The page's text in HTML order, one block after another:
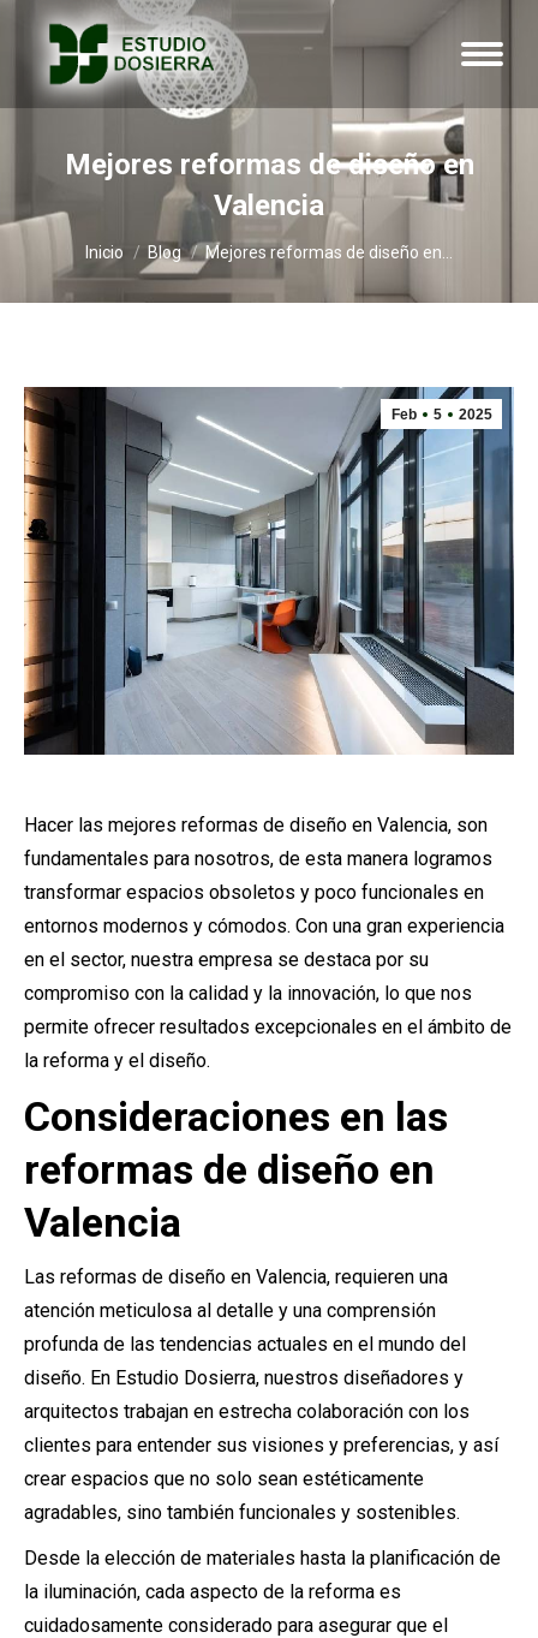
Mejores reformas de diseño en
Valencia
Estás aquí:
Inicio Blog Mejores reformas de diseño en…
Feb 5 2025
Hacer las mejores reformas de diseño en Valencia, son
fundamentales para nosotros, de esta manera logramos
transformar espacios obsoletos y poco funcionales en
entornos modernos y cómodos. Con una gran experiencia
en el sector, nuestra empresa se destaca por su
compromiso con la calidad y la innovación, lo que nos
permite ofrecer resultados excepcionales en el ámbito de
la reforma y el diseño.
Consideraciones en las
reformas de diseño en
Valencia
Las reformas de diseño en Valencia, requieren una
atención meticulosa al detalle y una comprensión
profunda de las tendencias actuales en el mundo del
diseño. En Estudio Dosierra, nuestros diseñadores y
arquitectos trabajan en estrecha colaboración con los
clientes para entender sus visiones y preferencias, y así
crear espacios que no solo sean estéticamente
agradables, sino también funcionales y sostenibles.
Desde la elección de materiales hasta la planificación de
la iluminación, cada aspecto de la reforma es
cuidadosamente considerado para asegurar que el